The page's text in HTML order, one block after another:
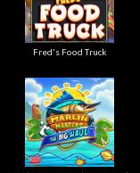
Fred's Food Truck